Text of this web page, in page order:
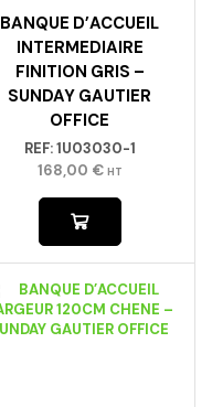
BANQUE D’ACCUEIL
INTERMEDIAIRE
FINITION GRIS –
SUNDAY GAUTIER
OFFICE
REF:1U03030-1
168,00 € HT